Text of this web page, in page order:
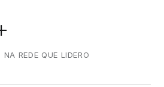
NA REDE QUE LIDERO